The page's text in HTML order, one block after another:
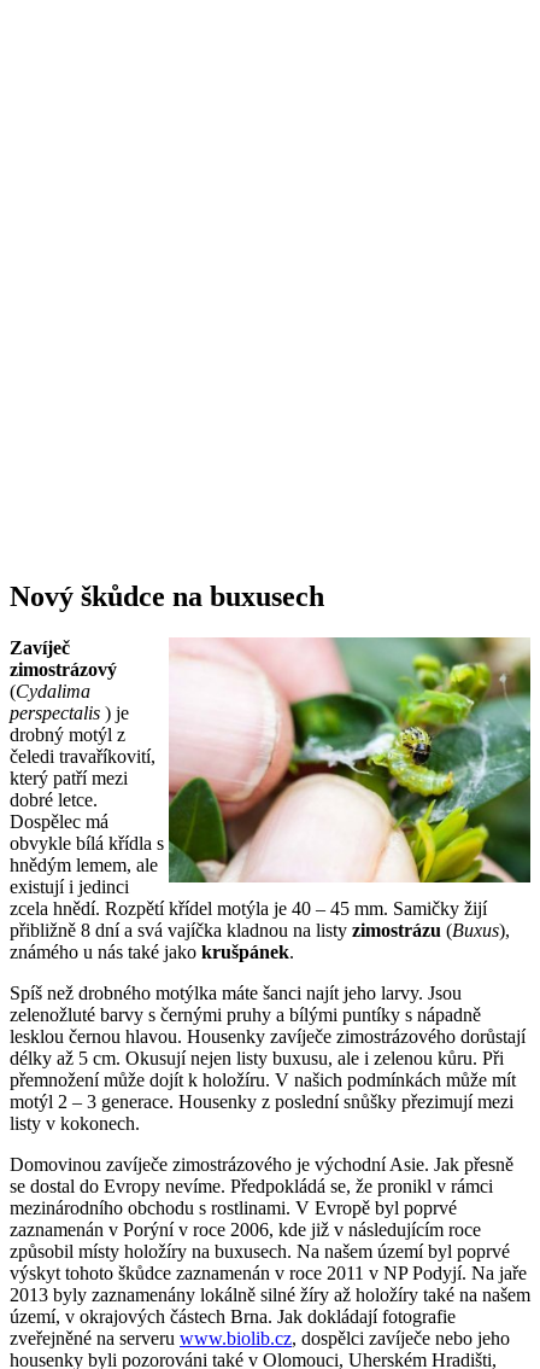
Nový škůdce na buxusech
Zavíječ
zimostrázový
(Cydalima
perspectalis ) je
drobný motýl z
čeledi travaříkovití,
který patří mezi
dobré letce.
Dospělec má
obvykle bílá křídla s
hnědým lemem, ale
existují i jedinci
zcela hnědí. Rozpětí křídel motýla je 40 – 45 mm. Samičky žijí
přibližně 8 dní a svá vajíčka kladnou na listy zimostrázu (Buxus),
známého u nás také jako krušpánek.
Spíš než drobného motýlka máte šanci najít jeho larvy. Jsou
zelenožluté barvy s černými pruhy a bílými puntíky s nápadně
lesklou černou hlavou. Housenky zavíječe zimostrázového dorůstají
délky až 5 cm. Okusují nejen listy buxusu, ale i zelenou kůru. Při
přemnožení může dojít k holožíru. V našich podmínkách může mít
motýl 2 – 3 generace. Housenky z poslední snůšky přezimují mezi
listy v kokonech.
Domovinou zavíječe zimostrázového je východní Asie. Jak přesně
se dostal do Evropy nevíme. Předpokládá se, že pronikl v rámci
mezinárodního obchodu s rostlinami. V Evropě byl poprvé
zaznamenán v Porýní v roce 2006, kde již v následujícím roce
způsobil místy holožíry na buxusech. Na našem území byl poprvé
výskyt tohoto škůdce zaznamenán v roce 2011 v NP Podyjí. Na jaře
2013 byly zaznamenány lokálně silné žíry až holožíry také na našem
území, v okrajových částech Brna. Jak dokládají fotografie
zveřejněné na serveru www.biolib.cz, dospělci zavíječe nebo jeho
housenky byli pozorováni také v Olomouci, Uherském Hradišti,